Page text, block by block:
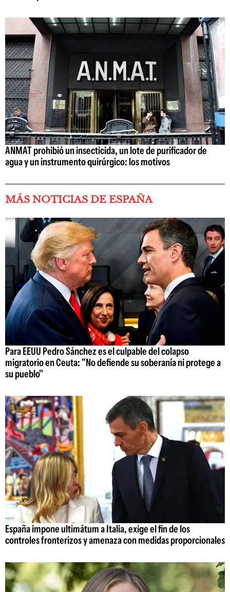
ANMAT prohibió un insecticida, un lote de purificador de
agua y un instrumento quirúrgico: los motivos
MÁS NOTICIAS DE ESPAÑA
Para EEUU Pedro Sánchez es el culpable del colapso
migratorio en Ceuta: "No defiende su soberanía ni protege a
su pueblo"
España impone ultimátum a Italia, exige el fin de los
controles fronterizos y amenaza con medidas proporcionales